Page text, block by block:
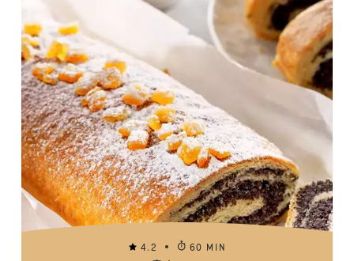
4.2 60 MIN